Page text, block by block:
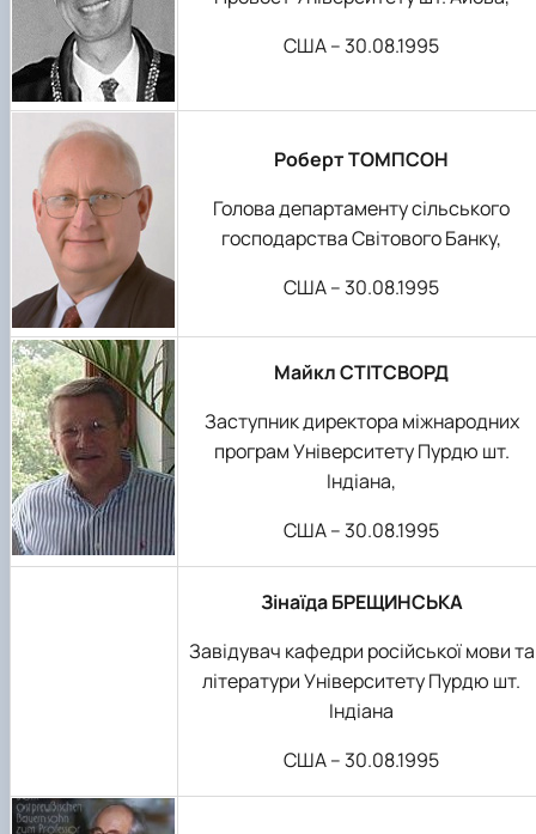
США – 30.08.1995
Роберт ТОМПСОН
Голова департаменту сільського
господарства Світового Банку,
США – 30.08.1995
Майкл СТІТСВОРД
Заступник директора міжнародних
програм Університету Пурдю шт.
Індіана,
США – 30.08.1995
Зінаїда БРЕЩИНСЬКА
Завідувач кафедри російської мови та
літератури Університету Пурдю шт.
Індіана
США – 30.08.1995